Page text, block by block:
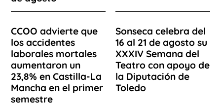
CCOO advierte que
los accidentes
laborales mortales
aumentaron un
23,8% en Castilla-La
Mancha en el primer
semestre
Sonseca celebra del
16 al 21 de agosto su
XXXIV Semana del
Teatro con apoyo de
la Diputación de
Toledo